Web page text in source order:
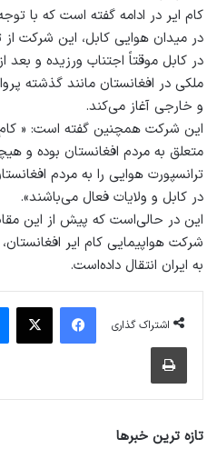
کام ایر در ادامه گفته است که با
در میدان هوایی کابل، این شرکت
در کابل موقتاً اجتناب ورزیده و
ملکی در افغانستان مانند گذشته
و خارجی آغاز می‌کند.
این شرکت همچنین گفته است: «
متعلق به مردم افغانستان بوده و
ترانسپورت هوایی را به مردم
در کابل و ولایات فعال می‌باشند».
این در حالی‌است که پیش از این
شرکت هواپیمایی کام ‌ایر
به ایران انتقال داده‌است.
اشتراک گذاری
فیس بوک X
چاپ
تازه ترین خبرها